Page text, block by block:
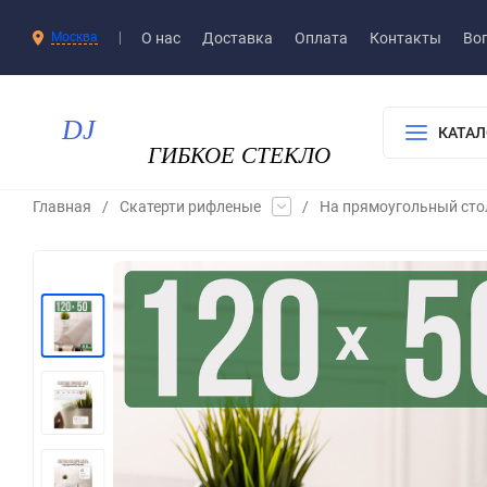
Москва О нас Доставка​ Оплата Контакты
Главная / Скатерти рифленые / На прямоугольный